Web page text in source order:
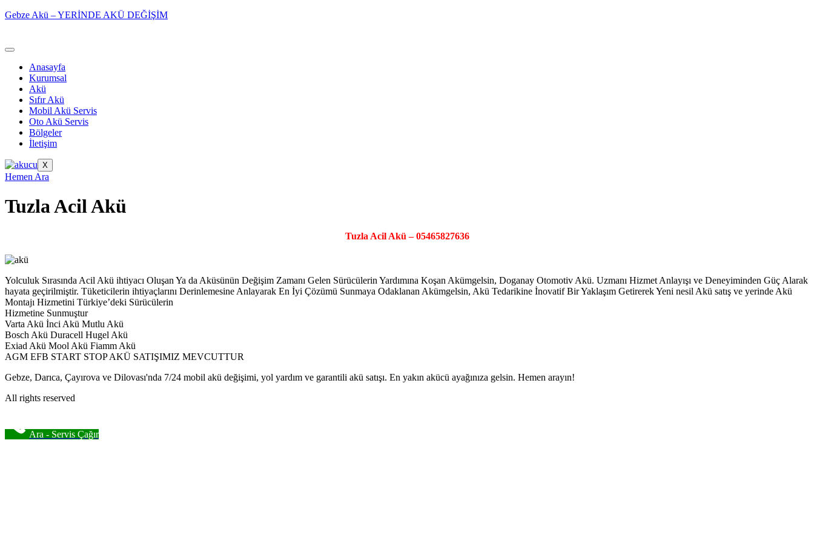
Gebze Akü – YERİNDE AKÜ DEĞİŞİM
Anasayfa
Kurumsal
Akü
Sıfır Akü
Mobil Akü Servis
Oto Akü Servis
Bölgeler
İletişim
X
Hemen Ara
Tuzla Acil Akü
Tuzla Acil Akü – 05465827636
Yolculuk Sırasında Acil Akü ihtiyacı Oluşan Ya da Aküsünün Değişim Zamanı Gelen Sürücülerin Yardımına Koşan Akümgelsin, Doganay Otomotiv Akü. Uzmanı Hizmet Anlayışı ve Deneyiminden Güç Alarak
hayata geçirilmiştir. Tüketicilerin ihtiyaçlarını Derinlemesine Anlayarak En İyi Çözümü Sunmaya Odaklanan Akümgelsin, Akü Tedarikine İnovatif Bir Yaklaşım Getirerek Yeni nesil Akü satış ve yerinde Akü
Montajı Hizmetini Türkiye’deki Sürücülerin
Hizmetine Sunmuştur
Varta Akü İnci Akü Mutlu Akü
Bosch Akü Duracell Hugel Akü
Exiad Akü Mool Akü Fiamm Akü
AGM EFB START STOP AKÜ SATIŞIMIZ MEVCUTTUR
Gebze, Darıca, Çayırova ve Dilovası'nda 7/24 mobil akü değişimi, yol yardım ve garantili akü satışı. En yakın akücü ayağınıza gelsin. Hemen arayın!
All rights reserved
Ara - Servis Çağır